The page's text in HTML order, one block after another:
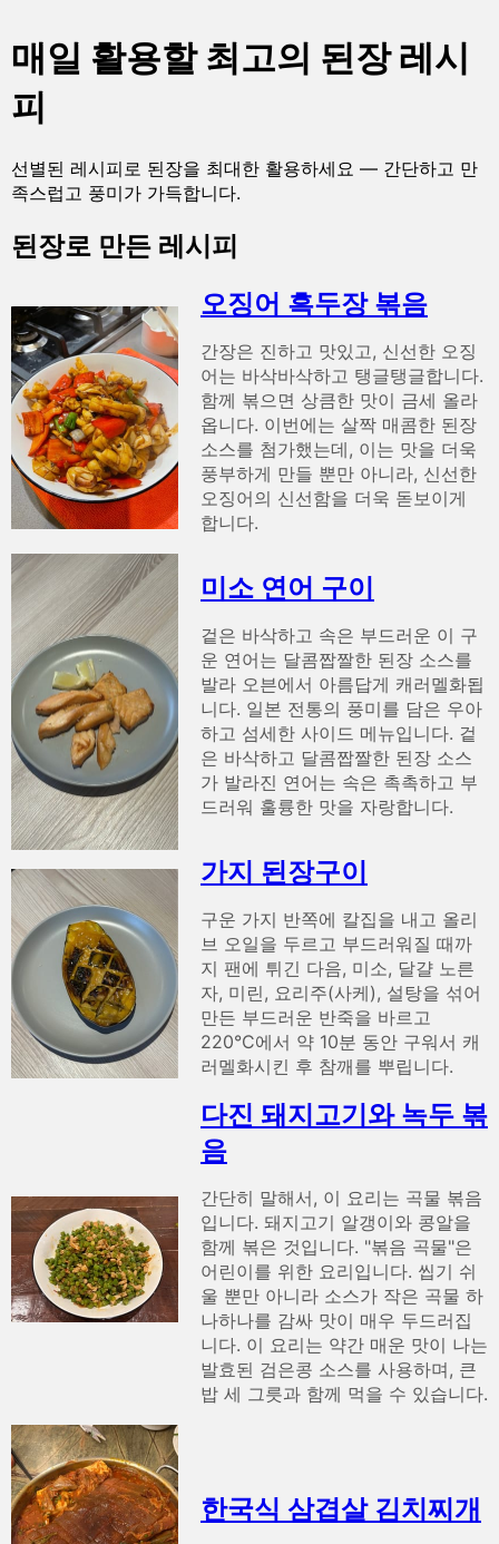
매일 활용할 최고의 된장 레시
피
선별된 레시피로 된장을 최대한 활용하세요 — 간단하고 만
족스럽고 풍미가 가득합니다.
된장로 만든 레시피
오징어 흑두장 볶음
간장은 진하고 맛있고, 신선한 오징
어는 바삭바삭하고 탱글탱글합니다.
함께 볶으면 상큼한 맛이 금세 올라
옵니다. 이번에는 살짝 매콤한 된장
소스를 첨가했는데, 이는 맛을 더욱
풍부하게 만들 뿐만 아니라, 신선한
오징어의 신선함을 더욱 돋보이게
합니다.
미소 연어 구이
겉은 바삭하고 속은 부드러운 이 구
운 연어는 달콤짭짤한 된장 소스를
발라 오븐에서 아름답게 캐러멜화됩
니다. 일본 전통의 풍미를 담은 우아
하고 섬세한 사이드 메뉴입니다. 겉
은 바삭하고 달콤짭짤한 된장 소스
가 발라진 연어는 속은 촉촉하고 부
드러워 훌륭한 맛을 자랑합니다.
가지 된장구이
구운 가지 반쪽에 칼집을 내고 올리
브 오일을 두르고 부드러워질 때까
지 팬에 튀긴 다음, 미소, 달걀 노른
자, 미린, 요리주(사케), 설탕을 섞어
만든 부드러운 반죽을 바르고
220°C에서 약 10분 동안 구워서 캐
러멜화시킨 후 참깨를 뿌립니다.
다진 돼지고기와 녹두 볶
음
간단히 말해서, 이 요리는 곡물 볶음
입니다. 돼지고기 알갱이와 콩알을
함께 볶은 것입니다. "볶음 곡물"은
어린이를 위한 요리입니다. 씹기 쉬
울 뿐만 아니라 소스가 작은 곡물 하
나하나를 감싸 맛이 매우 두드러집
니다. 이 요리는 약간 매운 맛이 나는
발효된 검은콩 소스를 사용하며, 큰
밥 세 그릇과 함께 먹을 수 있습니다.
한국식 삼겹살 김치찌개